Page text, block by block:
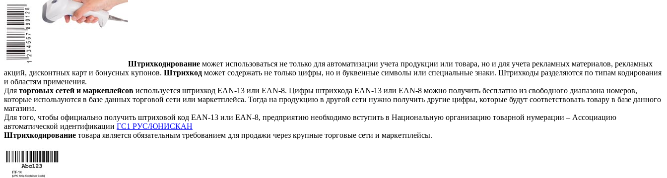
Штрихкодирование может использоваться не только для автоматизации учета продукции или товара, но и для учета рекламных материалов, рекламных
акций, дисконтных карт и бонусных купонов. Штрихкод может содержать не только цифры, но и буквенные символы или специальные знаки. Штрихкоды разделяются по типам кодирования
и областям применения.
Для торговых сетей и маркеплейсов используется штрихкод EAN-13 или EAN-8. Цифры штрихкода EAN-13 или EAN-8 можно получить бесплатно из свободного диапазона номеров,
которые используются в базе данных торговой сети или маркетплейса. Тогда на продукцию в другой сети нужно получить другие цифры, которые будут соответствовать товару в базе данного
магазина.
Для того, чтобы официально получить штриховой код EAN-13 или EAN-8, предприятию необходимо вступить в Национальную организацию товарной нумерации – Ассоциацию
автоматической идентификации ГС1 РУС/ЮНИСКАН
Штрихкодирование товара является обязательным требованием для продажи через крупные торговые сети и маркетплейсы.